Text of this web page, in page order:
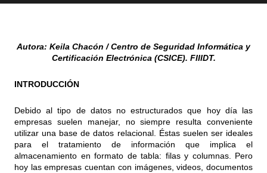
Autora: Keila Chacón / Centro de Seguridad Informática y
Certificación Electrónica (CSICE). FIIIDT.
INTRODUCCIÓN
Debido al tipo de datos no estructurados que hoy día las
empresas suelen manejar, no siempre resulta conveniente
utilizar una base de datos relacional. Éstas suelen ser ideales
para el tratamiento de información que implica el
almacenamiento en formato de tabla: filas y columnas. Pero
hoy las empresas cuentan con imágenes, videos, documentos